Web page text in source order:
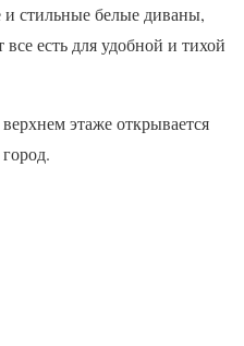
и стильные белые диваны,
есть для удобной и тихой
этаже открывается